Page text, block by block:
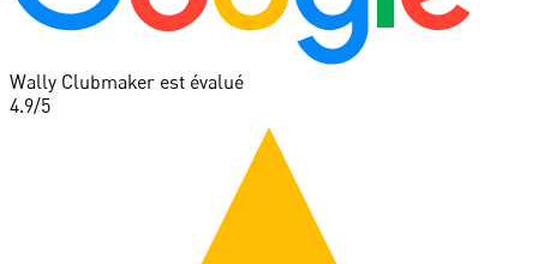
Wally Clubmaker est évalué
4.9/5